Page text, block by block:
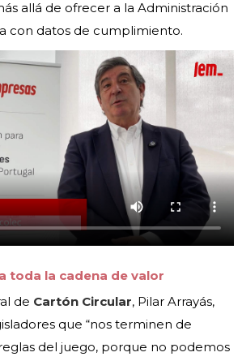
allá de ofrecer a la Administración
con datos de cumplimiento.
toda la cadena de valor
de Cartón Circular, Pilar Arrayás,
que “nos terminen de
del juego, porque no podemos